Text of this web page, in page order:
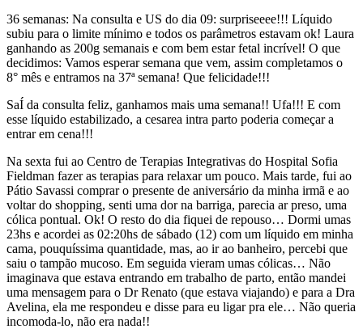
36 semanas: Na consulta e US do dia 09: surpriseeee!!! Líquido
subiu para o limite mínimo e todos os parâmetros estavam ok! Laura
ganhando as 200g semanais e com bem estar fetal incrível! O que
decidimos: Vamos esperar semana que vem, assim completamos o
8° mês e entramos na 37ª semana! Que felicidade!!!
SaÍ da consulta feliz, ganhamos mais uma semana!! Ufa!!! E com
esse líquido estabilizado, a cesarea intra parto poderia começar a
entrar em cena!!!
Na sexta fui ao Centro de Terapias Integrativas do Hospital Sofia
Fieldman fazer as terapias para relaxar um pouco. Mais tarde, fui ao
Pátio Savassi comprar o presente de aniversário da minha irmã e ao
voltar do shopping, senti uma dor na barriga, parecia ar preso, uma
cólica pontual. Ok! O resto do dia fiquei de repouso… Dormi umas
23hs e acordei as 02:20hs de sábado (12) com um líquido em minha
cama, pouquíssima quantidade, mas, ao ir ao banheiro, percebi que
saiu o tampão mucoso. Em seguida vieram umas cólicas… Não
imaginava que estava entrando em trabalho de parto, então mandei
uma mensagem para o Dr Renato (que estava viajando) e para a Dra
Avelina, ela me respondeu e disse para eu ligar pra ele… Não queria
incomoda-lo, não era nada!!